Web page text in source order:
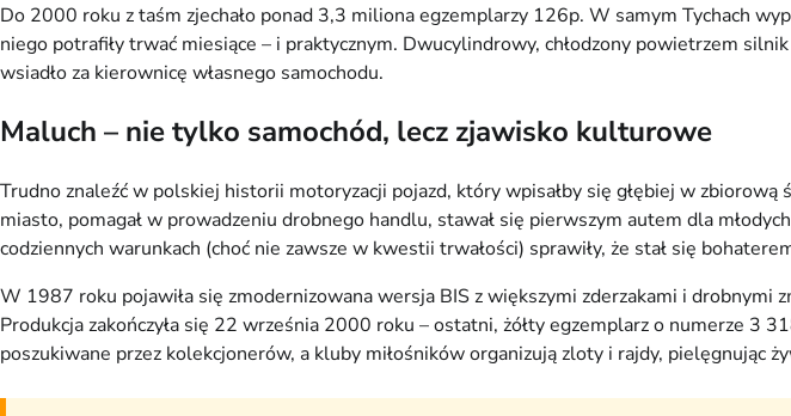
Do 2000 roku z taśm zjechało ponad 3,3 miliona egzemplarzy 126p. W samym Tychach
niego potrafiły trwać miesiące – i praktycznym. Dwucylindrowy, chłodzony powietrzem
wsiadło za kierownicę własnego samochodu.
Maluch – nie tylko samochód, lecz zjawisko kulturowe
Trudno znaleźć w polskiej historii motoryzacji pojazd, który wpisałby się głębiej w
miasto, pomagał w prowadzeniu drobnego handlu, stawał się pierwszym autem dla
codziennych warunkach (choć nie zawsze w kwestii trwałości) sprawiły, że stał się
W 1987 roku pojawiła się zmodernizowana wersja BIS z większymi zderzakami i
Produkcja zakończyła się 22 września 2000 roku – ostatni, żółty egzemplarz o numerze 3
poszukiwane przez kolekcjonerów, a kluby miłośników organizują zloty i rajdy, pielęgnując